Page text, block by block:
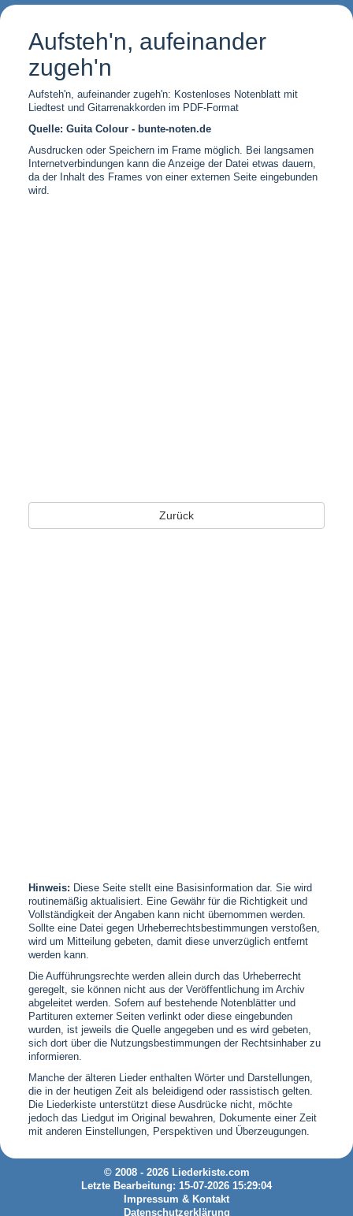
Aufsteh'n, aufeinander
zugeh'n
Aufsteh'n, aufeinander zugeh'n: Kostenloses Notenblatt mit
Liedtest und Gitarrenakkorden im PDF-Format
Quelle: Guita Colour - bunte-noten.de
Ausdrucken oder Speichern im Frame möglich. Bei langsamen
Internetverbindungen kann die Anzeige der Datei etwas dauern,
da der Inhalt des Frames von einer externen Seite eingebunden
wird.
Zurück
Hinweis: Diese Seite stellt eine Basisinformation dar. Sie wird
routinemäßig aktualisiert. Eine Gewähr für die Richtigkeit und
Vollständigkeit der Angaben kann nicht übernommen werden.
Sollte eine Datei gegen Urheberrechtsbestimmungen verstoßen,
wird um Mitteilung gebeten, damit diese unverzüglich entfernt
werden kann.
Die Aufführungsrechte werden allein durch das Urheberrecht
geregelt, sie können nicht aus der Veröffentlichung im Archiv
abgeleitet werden. Sofern auf bestehende Notenblätter und
Partituren externer Seiten verlinkt oder diese eingebunden
wurden, ist jeweils die Quelle angegeben und es wird gebeten,
sich dort über die Nutzungsbestimmungen der Rechtsinhaber zu
informieren.
Manche der älteren Lieder enthalten Wörter und Darstellungen,
die in der heutigen Zeit als beleidigend oder rassistisch gelten.
Die Liederkiste unterstützt diese Ausdrücke nicht, möchte
jedoch das Liedgut im Original bewahren, Dokumente einer Zeit
mit anderen Einstellungen, Perspektiven und Überzeugungen.
© 2008 - 2026 Liederkiste.com
Letzte Bearbeitung: 15-07-2026 15:29:04
Impressum & Kontakt
Datenschutzerklärung